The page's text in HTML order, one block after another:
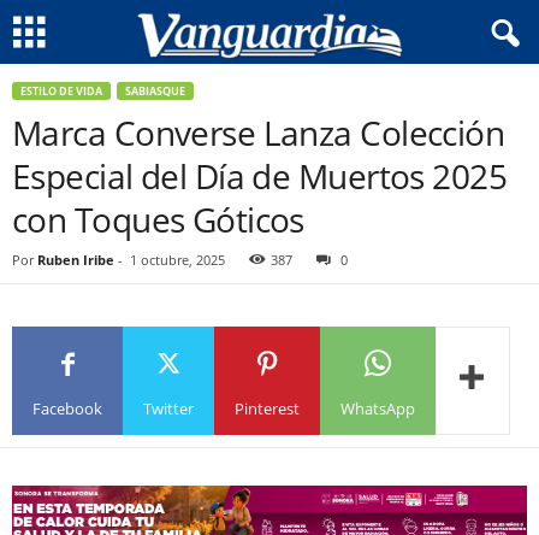
ESTILO DE VIDA SABIASQUE
Marca Converse Lanza Colección
Especial del Día de Muertos 2025
con Toques Góticos
Por Ruben Iribe - 1 octubre, 2025 387 0
Facebook Twitter Pinterest WhatsApp